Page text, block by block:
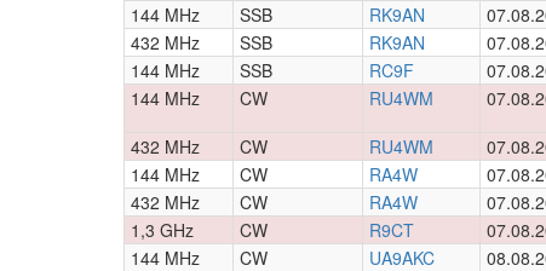
144 MHz
SSB RK9AN
432 MHz
SSB RK9AN
144 MHz
SSB RC9F
144 MHz
CW RU4WM
432 MHz CW RU4WM
144 MHz
CW RA4W
432 MHz
CW RA4W
1,3 GHz
CW R9CT
144 MHz
CW UA9AKC